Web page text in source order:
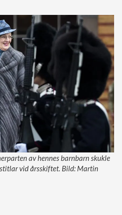
av hennes barnbarn skukle
vid årsskiftet. Bild: Martin